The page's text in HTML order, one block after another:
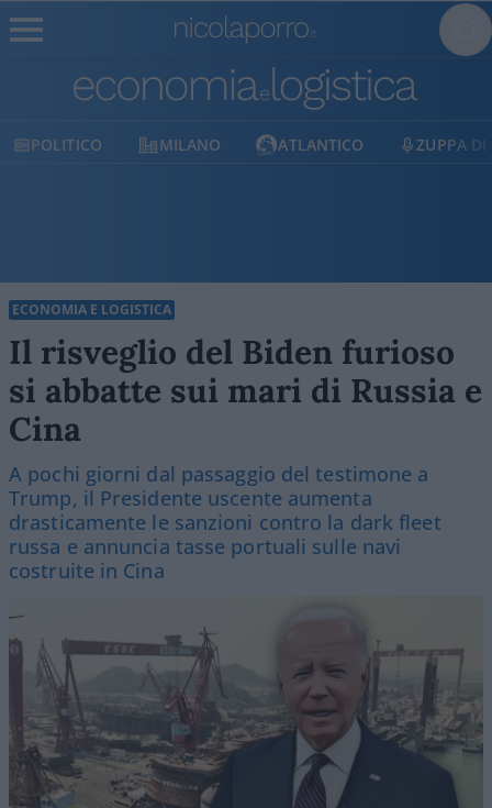
POLITICO MILANO ATLANTICO ZUPPA DI
ECONOMIA E LOGISTICA
Il risveglio del Biden furioso
si abbatte sui mari di Russia e
Cina
A pochi giorni dal passaggio del testimone a
Trump, il Presidente uscente aumenta
drasticamente le sanzioni contro la dark fleet
russa e annuncia tasse portuali sulle navi
costruite in Cina